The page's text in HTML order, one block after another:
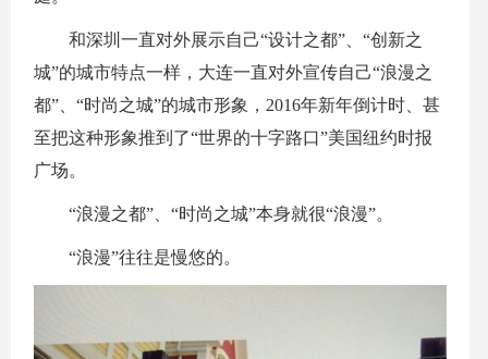
和深圳一直对外展示自己“设计之都”、“创新之
城”的城市特点一样，大连一直对外宣传自己“浪漫之
都”、“时尚之城”的城市形象，2016年新年倒计时、甚
至把这种形象推到了“世界的十字路口”美国纽约时报
广场。
“浪漫之都”、“时尚之城”本身就很“浪漫”。
“浪漫”往往是慢悠的。